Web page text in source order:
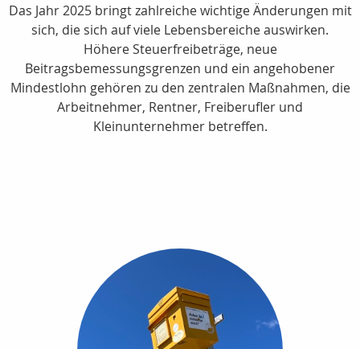
Das Jahr 2025 bringt zahlreiche wichtige Änderungen mit
sich, die sich auf viele Lebensbereiche auswirken.
Höhere Steuerfreibeträge, neue
Beitragsbemessungsgrenzen und ein angehobener
Mindestlohn gehören zu den zentralen Maßnahmen, die
Arbeitnehmer, Rentner, Freiberufler und
Kleinunternehmer betreffen.